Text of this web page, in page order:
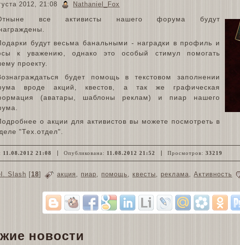
2012, 21:08 Nathaniel_Fox
все активисты нашего форума будут
будут весьма банальными - наградки в профиль и
к уважению, однако это особый стимул помогать
проекту.
будет помощь в текстовом заполнении
вроде акций, квестов, а так же графическая
(аватары, шаблоны реклам) и пиар нашего
о акции для активистов вы можете посмотреть в
"Тех.отдел".
11.08.2012 21:08 Опубликована: 11.08.2012 21:52 Просмотров: 33219
Slash [18] акция пиар помощь квесты реклама Активность
новости